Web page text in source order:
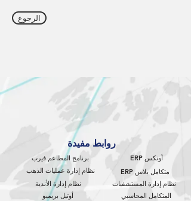
الرجوع
روابط مفيدة
برنامج المطاعم فيرب
نظام إدارة عمليات الذهب
أوتيل بريميو
نظام إدارة الأندية
أونكس ERP
متكامل بلاس ERP
المتكامل المحاسبي
نظام إدارة المستشفيات